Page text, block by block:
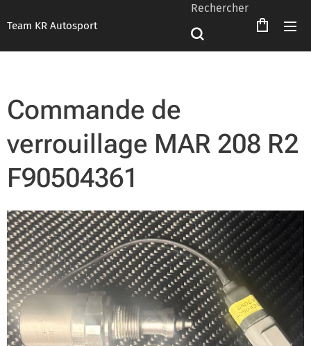
Team KR Autosport
Rechercher
Commande de
verrouillage MAR 208 R2
F90504361